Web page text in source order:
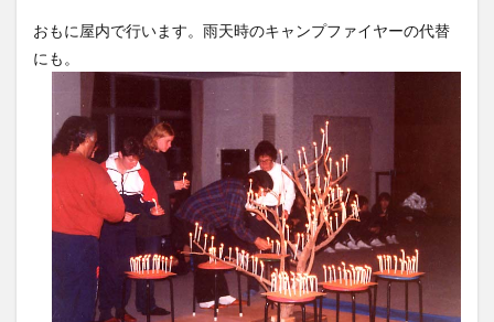
おもに屋内で行います。雨天時のキャンプファイヤーの代替
にも。